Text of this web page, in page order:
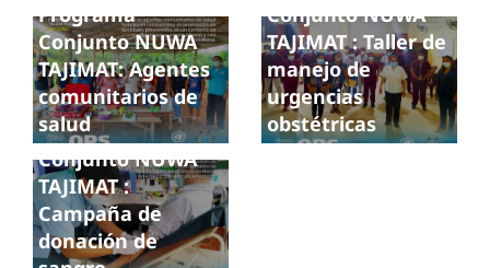
Programa
Conjunto NUWA
TAJIMAT: Agentes
comunitarios de
salud
Conjunto NUWA
TAJIMAT : Taller de
manejo de
urgencias
obstétricas
Programa
Conjunto NUWA
TAJIMAT :
Campaña de
donación de